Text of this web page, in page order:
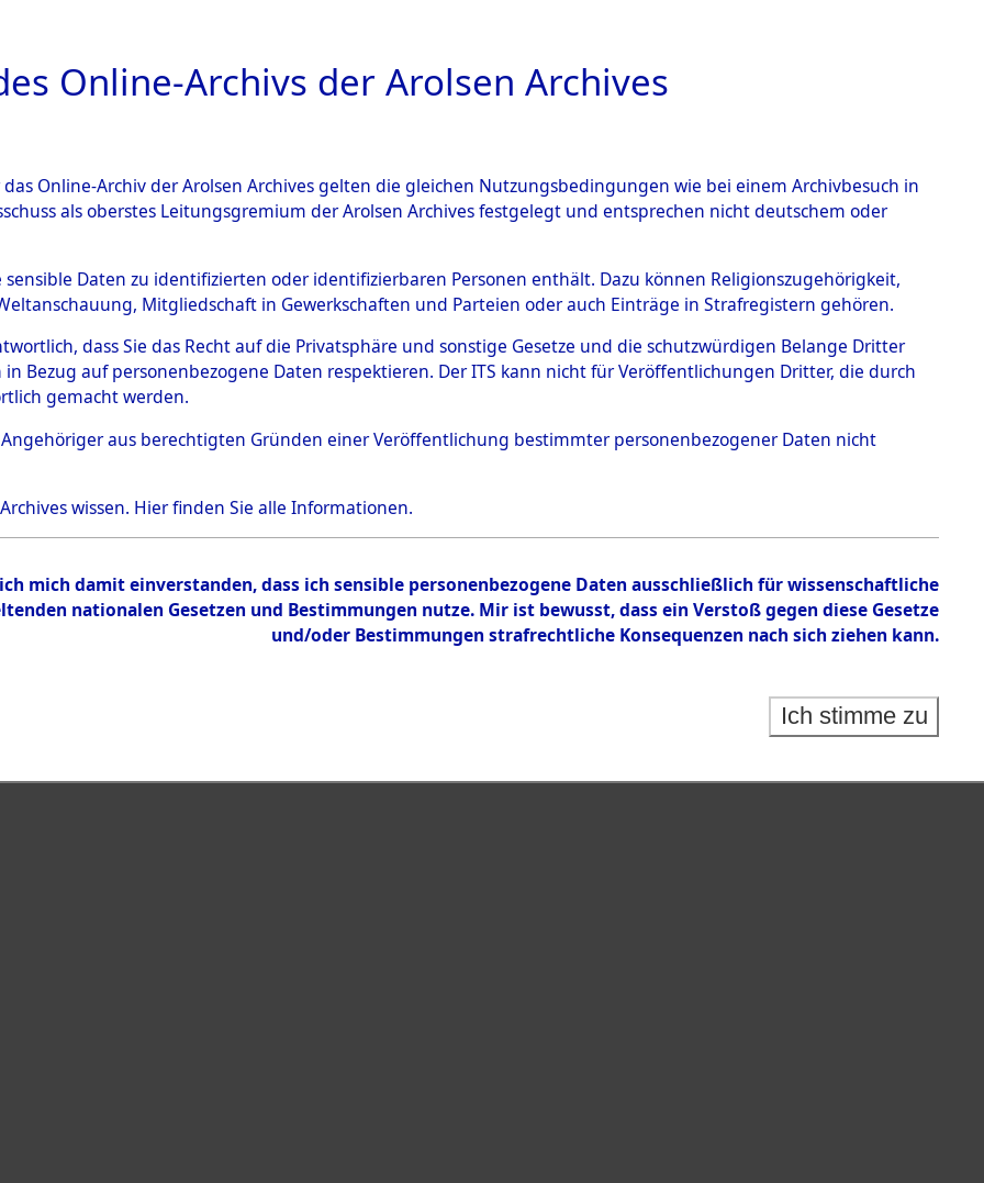
ARCHIVALE ÜBERSICHT BILD
0004 (108004910)
Person DOBIJA, STANISLAUS
Bestand
Online-Archivs der Arolsen Archives
Online-Archiv der Arolsen Archives gelten die gleichen Nutzungsbedingungen wie bei einem Archivbesuch in
als oberstes Leitungsgremium der Arolsen Archives festgelegt und entsprechen nicht deutschem oder
sensible Daten zu identifizierten oder identifizierbaren Personen enthält. Dazu können Religionszugehörigkeit,
Mitgliedschaft in Gewerkschaften und Parteien oder auch Einträge in Strafregistern gehören.
dass Sie das Recht auf die Privatsphäre und sonstige Gesetze und die schutzwürdigen Belange Dritter
Bezug auf personenbezogene Daten respektieren. Der ITS kann nicht für Veröffentlichungen Dritter, die durch
gemacht werden.
Angehöriger aus berechtigten Gründen einer Veröffentlichung bestimmter personenbezogener Daten nicht
wissen. Hierfinden Sie alle Informationen.
mich damit einverstanden, dass ich sensible personenbezogene Daten ausschließlich für wissenschaftliche
nationalen Gesetzen und Bestimmungen nutze. Mir ist bewusst, dass ein Verstoß gegen diese Gesetze
und/oder Bestimmungen strafrechtliche Konsequenzen nach sich ziehen kann.
Ich stimme zu